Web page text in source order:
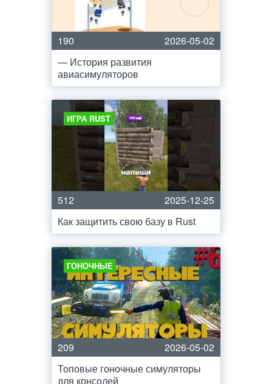
190
2026-05-02
— История развития
авиасимуляторов
ИГРА RUST
512
2025-12-25
Как защитить свою базу в Rust
ГОНОЧНЫЕ
209
2026-05-02
Топовые гоночные симуляторы
для консолей